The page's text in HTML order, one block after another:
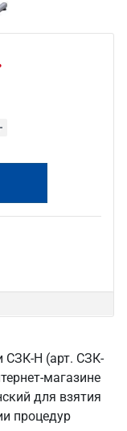
СЗК-Н (арт. СЗК-
магазине
для взятия
процедур